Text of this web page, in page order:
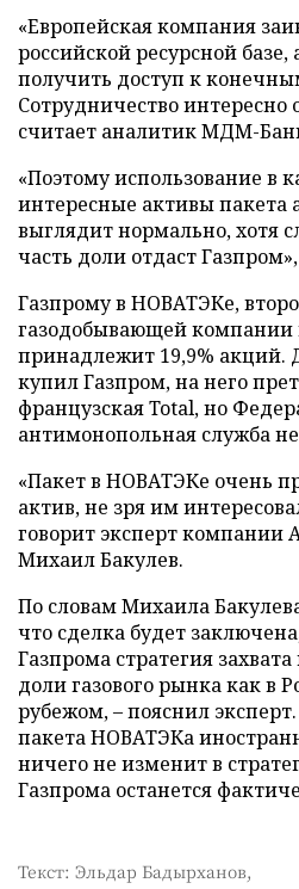
«Европейская компания
российской ресурсной
получить доступ к
Сотрудничество интересно
считает аналитик МДМ-
«Поэтому использование в
интересные активы
выглядит нормально, хотя
часть доли отдаст
Газпрому в НОВАТЭКе,
газодобывающей компании
принадлежит 19,9% акций.
купил Газпром, на него
французская Total, но
антимонопольная служба
«Пакет в НОВАТЭКе очень
актив, не зря им
говорит эксперт компании
Михаил Бакулев.
По словам Михаила
что сделка будет
Газпрома стратегия
доли газового рынка как в
рубежом, – пояснил
пакета НОВАТЭКа
ничего не изменит в
Газпрома останется
Текст: Эльдар Бадырханов,